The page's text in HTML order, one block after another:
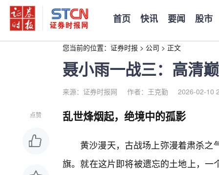
首页 快讯 要闻 股市
您当前的位置： 证券时报 > 公司 > 正文
聂小雨一战三：高清
来源：证券时报网 作者：王克勤 2026-02-10
点赞 乱世烽烟起，绝境中的孤影
黄沙漫天，古战场上弥漫着肃杀
旗。就在这片即将被遗忘的土地上，